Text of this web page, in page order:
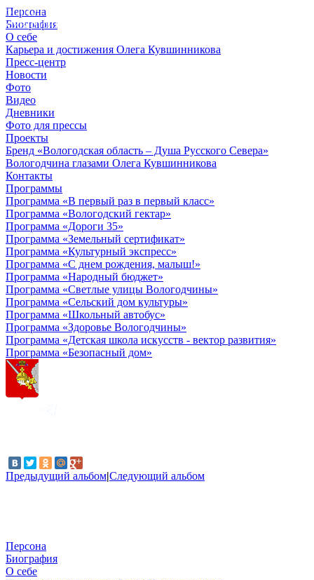
Персона
Биография
О себе
Карьера и достижения Олега Кувшинникова
Пресс-центр
Новости
Фото
Видео
Дневники
Фото для прессы
Проекты
Бренд «Вологодская область – Душа Русского Севера»
Вологодчина глазами Олега Кувшинникова
Контакты
Программы
Программа «В первый раз в первый класс»
Программа «Вологодский гектар»
Программа «Дороги 35»
Программа «Земельный сертификат»
Программа «Культурный экспресс»
Программа «С днем рождения, малыш!»
Программа «Народный бюджет»
Программа «Светлые улицы Вологодчины»
Программа «Сельский дом культуры»
Программа «Школьный автобус»
Программа «Здоровье Вологодчины»
Программа «Детская школа искусств - вектор развития»
Программа «Безопасный дом»
Предыдущий альбом|Следующий альбом
© 2012 - 2023,
КУВШИННИКОВ О.А.
Персона
Биография
О себе